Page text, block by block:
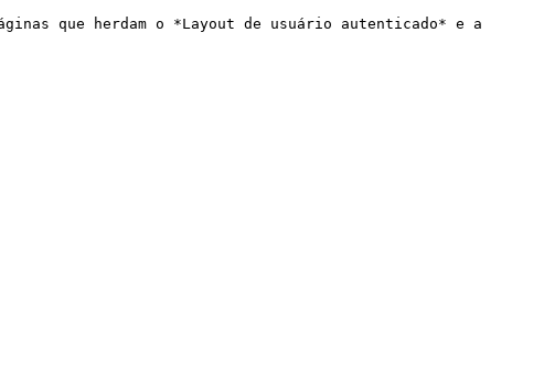
que herdam o *Layout de usuário autenticado* e a